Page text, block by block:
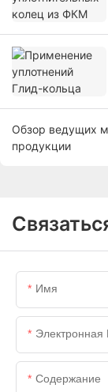
Обзор ведущих
продукции
Имя
Электронная
Содержание